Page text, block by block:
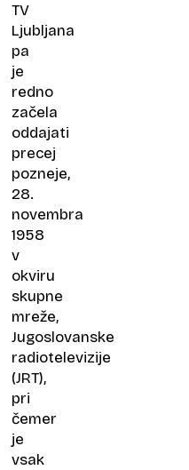
TV
Ljubljana
pa
je
redno
začela
oddajati
precej
pozneje,
28.
novembra
1958
v
okviru
skupne
mreže,
Jugoslovanske
radiotelevizije
(JRT),
pri
čemer
je
vsak